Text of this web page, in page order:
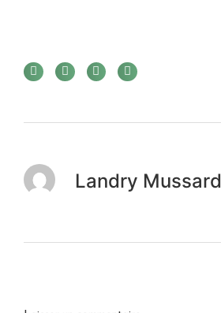
Landry Mussard